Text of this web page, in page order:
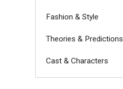
Fashion & Style
Theories & Predictions
Cast & Characters